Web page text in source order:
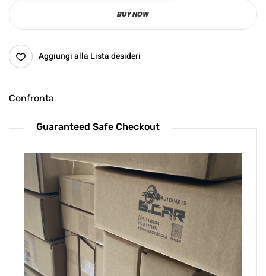
BUY NOW
Aggiungi alla Lista desideri
Confronta
Guaranteed Safe Checkout